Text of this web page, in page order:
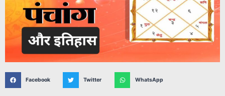
Facebook Twitter WhatsApp